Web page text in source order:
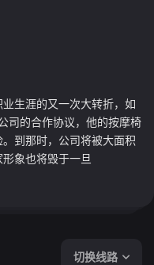
生涯的又一次大转折，如
司的合作协议，他的按摩椅
到那时，公司将被大面积
象也将毁于一旦
切换线路